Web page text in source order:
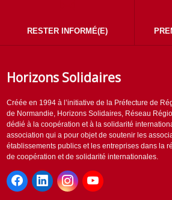
RESTER INFORMÉ(E)
Horizons Solidaires
Créée en 1994 à l’initiative de la Préfecture de
de Normandie, Horizons Solidaires, Réseau
dédié à la coopération et à la solidarité
association qui a pour objet de soutenir les
établissements publics et les entreprises dans la
de coopération et de solidarité internationales.